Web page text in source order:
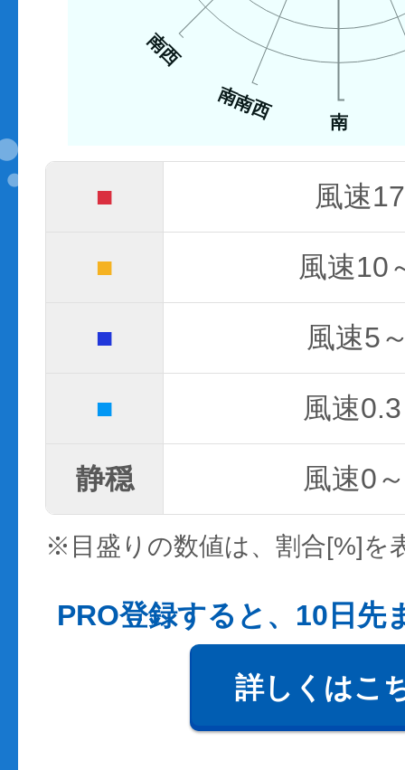
南
南南西
南西
■ 風速
■ 風速10
■ 風速5
■ 風速
静穏 風速0
※目盛りの数値は、割合[%]を
PRO登録すると、10日先
詳しくはこ